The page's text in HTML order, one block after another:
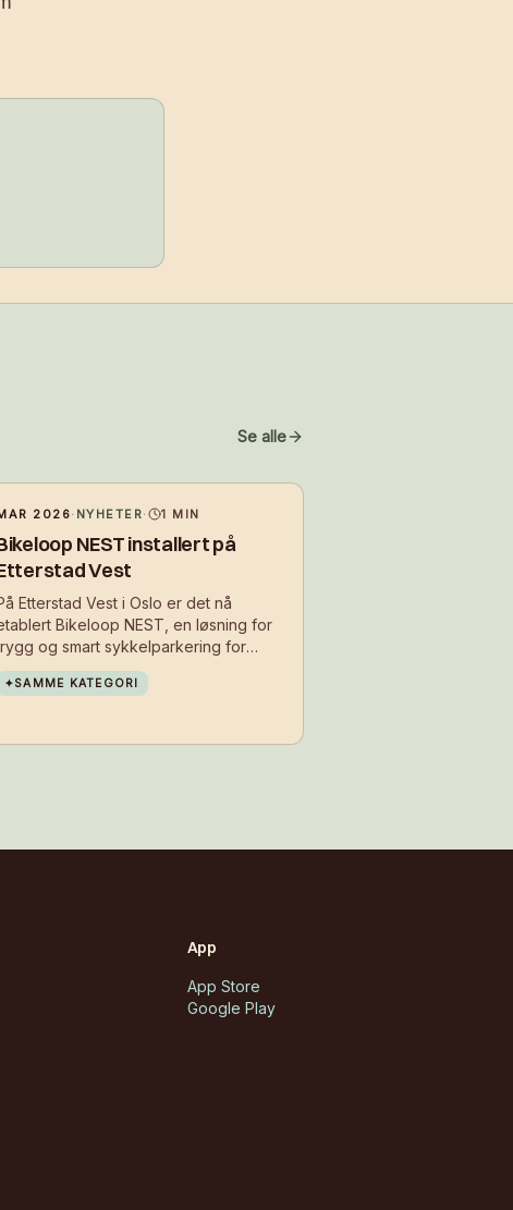
Se alle
2026· NYHETER· 1 MIN
NEST installert på
Vest
Etterstad Vest i Oslo er det nå
Bikeloop NEST, en løsning for
og smart sykkelparkering for
beboerne i boligområdet. Med
får beboerne et sikkert
✦SAMME KATEGORI
App
App Store
Google Play